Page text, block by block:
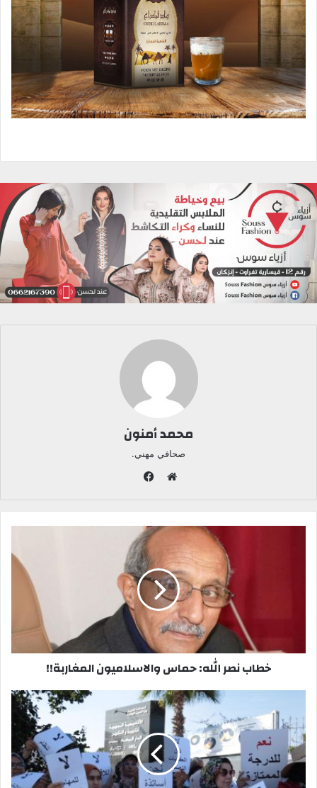
محمد أمنون
صحافي مهني.
و
ق
ا
ل
و
ي
ب
س
ب
و
ك
خطاب نصر الله: حماس والاسلاميون المغاربة!!